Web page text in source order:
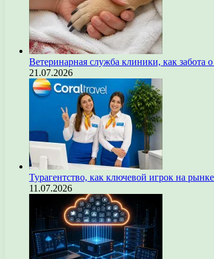
Ветеринарная служба клиники, как забота
21.07.2026
Турагентство, как ключевой игрок на
11.07.2026